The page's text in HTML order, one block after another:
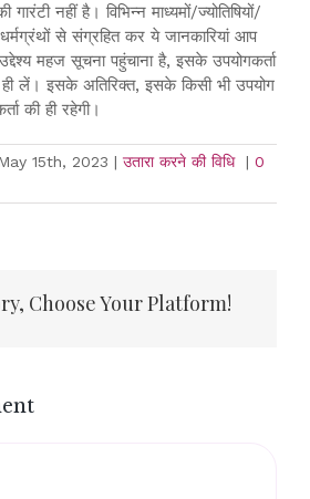
गारंटी नहीं है। विभिन्न माध्यमों/ज्योतिषियों/
से संग्रहित कर ये जानकारियां आप
महज सूचना पहुंचाना है, इसके उपयोगकर्ता
लें। इसके अतिरिक्त, इसके किसी भी उपयोग
की ही रहेगी।
15th, 2023 | उतारा करने की विधि | 0
Choose Your Platform!